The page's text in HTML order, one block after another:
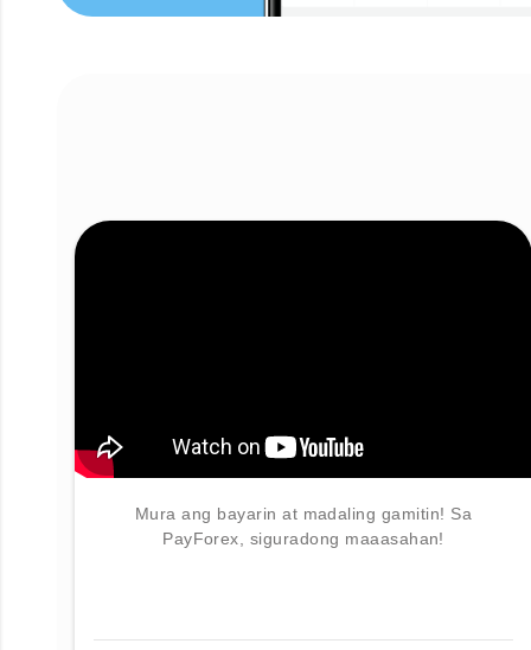
Mura ang bayarin at madaling gamitin! Sa
PayForex, siguradong maaasahan!